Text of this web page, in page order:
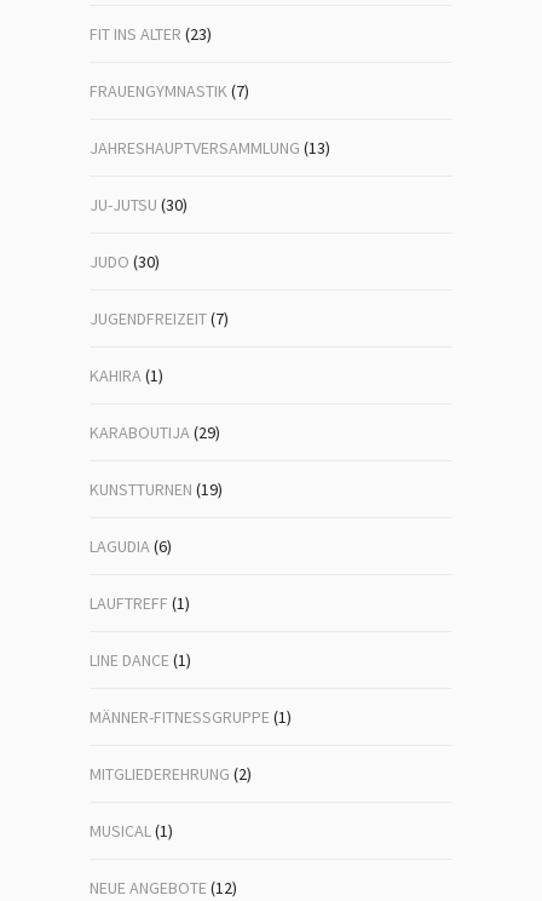
FIT INS ALTER (23)
FRAUENGYMNASTIK(7)
JAHRESHAUPTVERSAMMLUNG (13)
JU-JUTSU (30)
JUDO (30)
JUGENDFREIZEIT(7)
KAHIRA(1)
KARABOUTIJA(29)
KUNSTTURNEN (19)
LAGUDIA(6)
LAUFTREFF (1)
LINE DANCE(1)
MÄNNER-FITNESSGRUPPE(1)
MITGLIEDEREHRUNG (2)
MUSICAL(1)
NEUE ANGEBOTE(12)